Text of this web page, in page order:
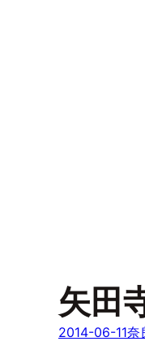
矢田
2014-06-11奈